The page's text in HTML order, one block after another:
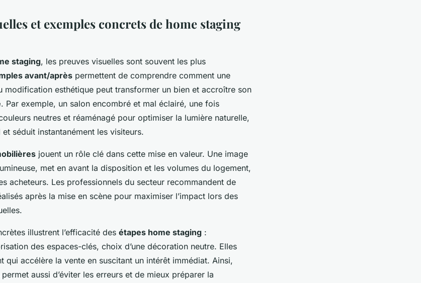
et exemples concrets de home staging
staging, les preuves visuelles sont souvent les plus
avant/après permettent de comprendre comment une
modification esthétique peut transformer un bien et accroître son
. Par exemple, un salon encombré et mal éclairé, une fois
neutres et réaménagé pour optimiser la lumière naturelle,
séduit instantanément les visiteurs.
jouent un rôle clé dans cette mise en valeur. Une image
met en avant la disposition et les volumes du logement,
acheteurs. Les professionnels du secteur recommandent de
après la mise en scène pour maximiser l’impact lors des
illustrent l’efficacité des étapes home staging :
des espaces-clés, choix d’une décoration neutre. Elles
qui accélère la vente en suscitant un intérêt immédiat. Ainsi,
aussi d’éviter les erreurs et de mieux préparer la